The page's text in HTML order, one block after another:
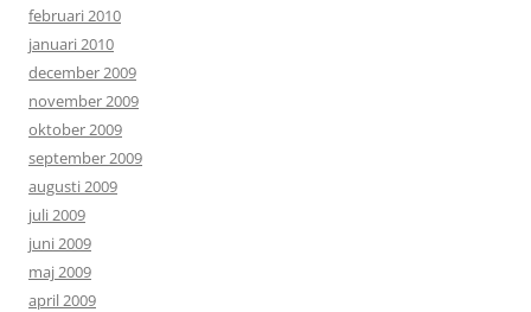
februari 2010
januari 2010
december 2009
november 2009
oktober 2009
september 2009
augusti 2009
juli 2009
juni 2009
maj 2009
april 2009